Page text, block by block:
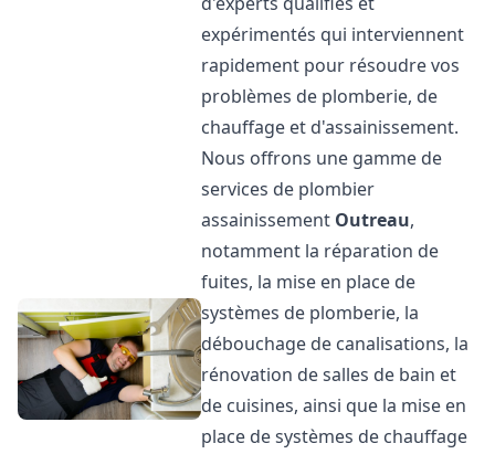
expérimentés qui interviennent
rapidement pour résoudre vos
problèmes de plomberie, de
chauffage et d'assainissement.
Nous offrons une gamme de
services de plombier
assainissement Outreau,
notamment la réparation de
fuites, la mise en place de
systèmes de plomberie, la
débouchage de canalisations, la
rénovation de salles de bain et
de cuisines, ainsi que la mise en
place de systèmes de chauffage